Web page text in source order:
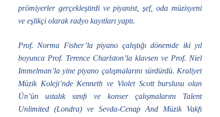
prömiyerler gerçekleştirdi ve piyanist, şef, oda müzisyeni
ve eşlikçi olarak radyo kayıtları yaptı.
Prof. Norma Fisher’la piyano çalıştığı dönemde iki yıl
boyunca Prof. Terence Charlston’la klavsen ve Prof. Niel
Immelman’la yine piyano çalışmalarını sürdürdü. Kraliyet
Müzik Koleji’nde Kenneth ve Violet Scott burslusu olan
Ün’ün ustalık sınıfı ve konser çalışmalarını Talent
Unlimited (Londra) ve Sevda-Cenap And Müzik Vakfı